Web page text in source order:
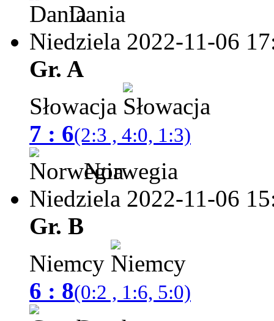
Dania
Niedziela 2022-11-06
Gr. A
Słowacja
7 : 6(2:3 , 4:0, 1:3)
Norwegia
Niedziela 2022-11-06
Gr. B
Niemcy
6 : 8(0:2 , 1:6, 5:0)